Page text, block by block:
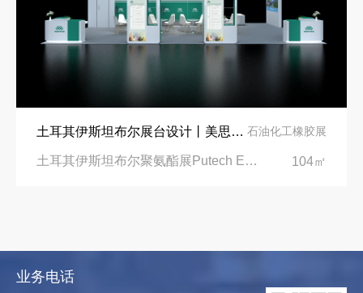
土耳其伊斯坦布尔展台设计丨美思德创新产品，打造聚氨酯行业标杆 石油化工橡胶展
土耳其伊斯坦布尔聚氨酯展Putech Eurasia|土耳其国际会展中心 104㎡
业务电话